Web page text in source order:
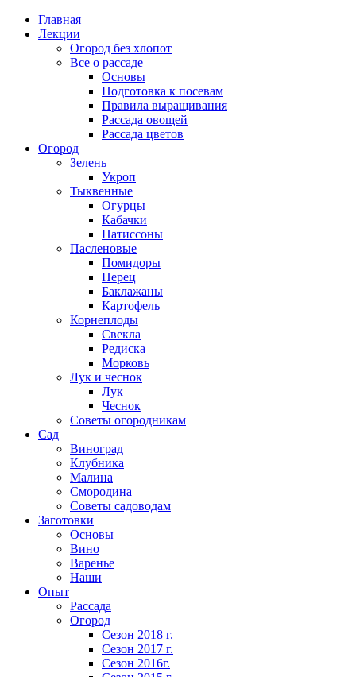
Главная
Лекции
Огород без хлопот
Все о рассаде
Основы
Подготовка к посевам
Правила выращивания
Рассада овощей
Рассада цветов
Огород
Зелень
Укроп
Тыквенные
Огурцы
Кабачки
Патиссоны
Пасленовые
Помидоры
Перец
Баклажаны
Картофель
Корнеплоды
Свекла
Редиска
Морковь
Лук и чеснок
Лук
Чеснок
Советы огородникам
Сад
Виноград
Клубника
Малина
Смородина
Советы садоводам
Заготовки
Основы
Вино
Варенье
Наши
Опыт
Рассада
Огород
Сезон 2018 г.
Сезон 2017 г.
Сезон 2016г.